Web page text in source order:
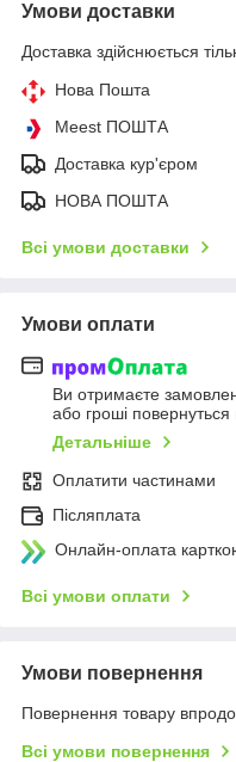
Умови доставки
Доставка здійснюється
Нова Пошта
Meest ПОШТА
Доставка кур'єром
НОВА ПОШТА
Всі умови доставки
Умови оплати
Ви отримаєте
або гроші
Детальніше
Оплатити частинами
Післяплата
Онлайн-оплата
Всі умови оплати
Умови повернення
Повернення товару
Всі умови повернення